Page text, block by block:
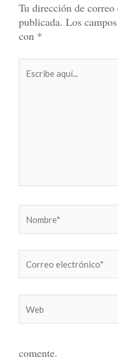
Tu dirección de
publicada. Los
con *
aquí...
electrónico*
comente.